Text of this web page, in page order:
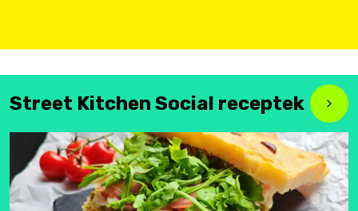
Street Kitchen Social receptek